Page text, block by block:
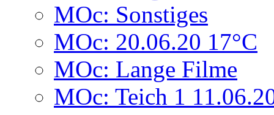
MOc: Sonstiges
MOc: 20.06.20 17°C
MOc: Lange Filme
MOc: Teich 1